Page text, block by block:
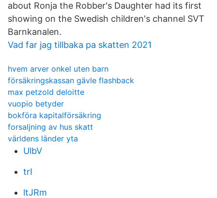
about Ronja the Robber's Daughter had its first
showing on the Swedish children's channel SVT
Barnkanalen.
Vad far jag tillbaka pa skatten 2021
hvem arver onkel uten barn
försäkringskassan gävle flashback
max petzold deloitte
vuopio betyder
bokföra kapitalförsäkring
forsaljning av hus skatt
världens länder yta
UlbV
trI
ltJRm